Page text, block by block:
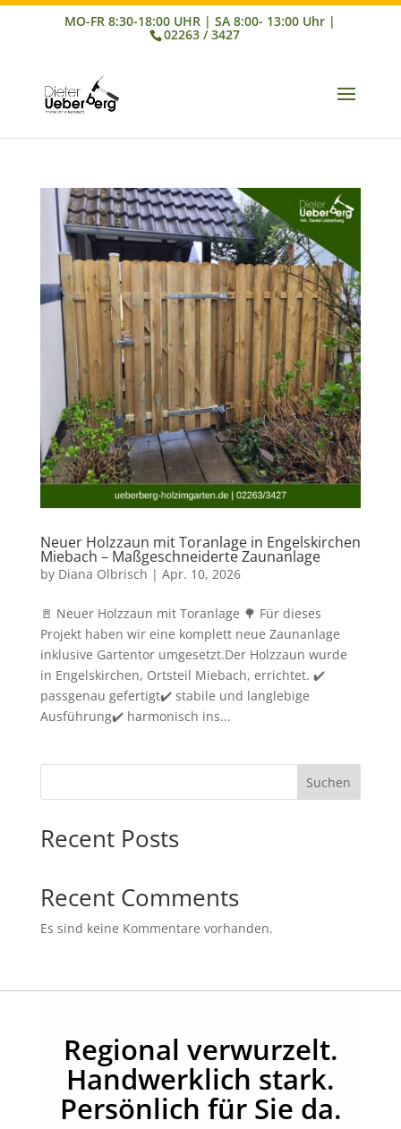
02263 / 3427
Neuer Holzzaun mit Toranlage in Engelskirchen
Miebach – Maßgeschneiderte Zaunanlage
by Diana Olbrisch | Apr. 10, 2026
🚪 Neuer Holzzaun mit Toranlage 🌳 Für dieses
Projekt haben wir eine komplett neue Zaunanlage
inklusive Gartentor umgesetzt.Der Holzzaun wurde
in Engelskirchen, Ortsteil Miebach, errichtet. ✔️
passgenau gefertigt✔️ stabile und langlebige
Ausführung✔️ harmonisch ins...
Suchen
Recent Posts
Recent Comments
Es sind keine Kommentare vorhanden.
Regional verwurzelt.
Handwerklich stark.
Persönlich für Sie da.